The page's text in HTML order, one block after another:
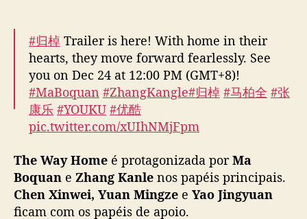
h
o
j
e
O
U
K
U
#归棹 Trailer is here! With home in their
hearts, they move forward fearlessly. See
you on Dec 24 at 12:00 PM (GMT+8)!
#MaBoquan #ZhangKangle#归棹 #马柏全 #张
康乐 #YOUKU #优酷
pic.twitter.com/xUIhNMjFpm
— 优酷Youku (@YoukuOfficial)December 23,
2024
The Way Home é protagonizada porMa
Boquan e Zhang Kanle nos papéis principais.
Chen Xinwei, Yuan Mingze e Yao Jingyuan
ficam com os papéis de apoio.